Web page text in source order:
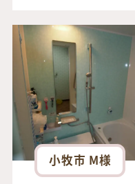
小牧市 M様